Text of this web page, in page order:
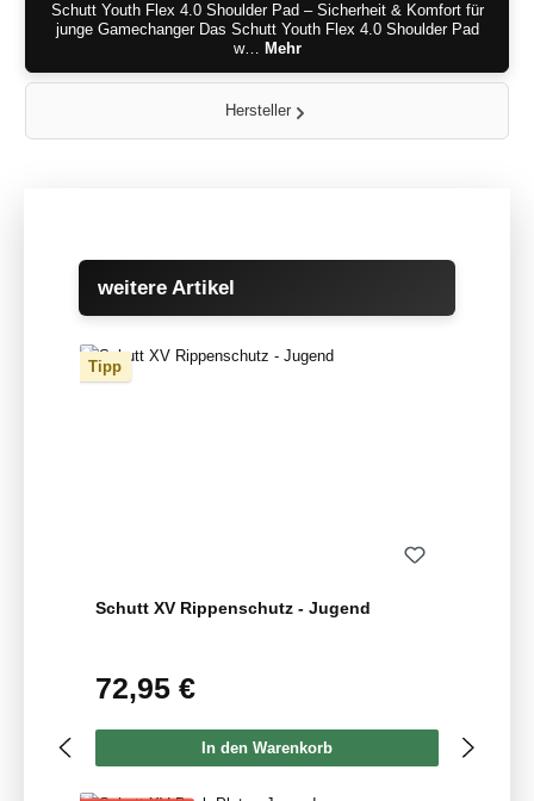
Schutt Youth Flex 4.0 Shoulder Pad – Sicherheit & Komfort für
junge Gamechanger Das Schutt Youth Flex 4.0 Shoulder Pad
w… Mehr
Hersteller
Produktgalerie überspringen
weitere Artikel
Tipp
Schutt XV Rippenschutz - Jugend
Regulärer Preis:
72,95 €
In den Warenkorb